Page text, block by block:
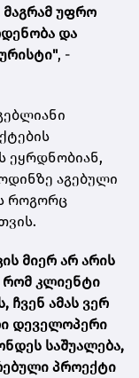
უფრო
და
, -
ეყრდნობიან,
აგებული
როგორც
მიერ არ არის
რომ კლიენტი
ჩვენ ამას ვერ
დეველოპერი
საშუალება,
პროექტი